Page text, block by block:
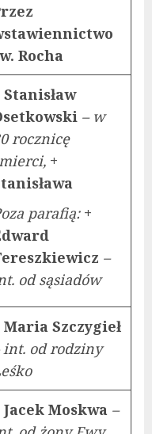
Rocha
Stanisław
– w
rocznicę
+
parafią: +
–
od sąsiadów
Maria Szczygieł
int. od rodziny
Jacek Moskwa –